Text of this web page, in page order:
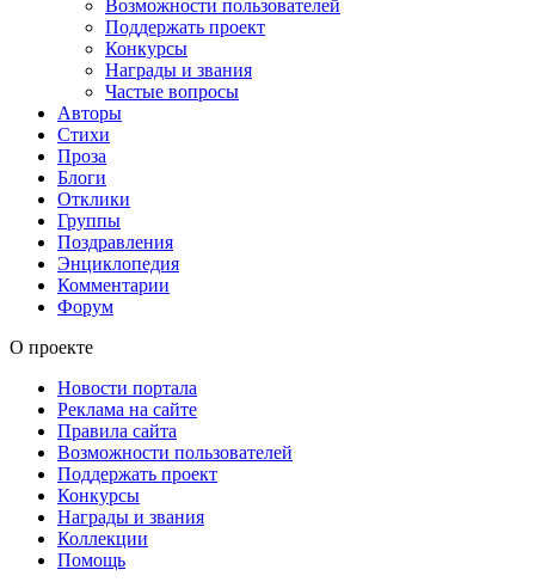
Возможности пользователей
Поддержать проект
Конкурсы
Награды и звания
Частые вопросы
Авторы
Стихи
Проза
Блоги
Отклики
Группы
Поздравления
Энциклопедия
Комментарии
Форум
О проекте
Новости портала
Реклама на сайте
Правила сайта
Возможности пользователей
Поддержать проект
Конкурсы
Награды и звания
Коллекции
Помощь